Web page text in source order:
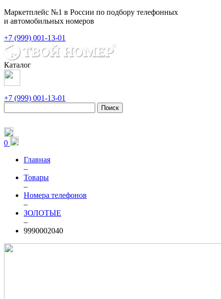
Маркетплейс №1 в России по подбору телефонных
и автомобильных номеров
+7 (999) 001-13-01
Каталог
+7 (999) 001-13-01
Поиск
0
Главная
–
Товары
–
Номера телефонов
–
ЗОЛОТЫЕ
–
9990002040